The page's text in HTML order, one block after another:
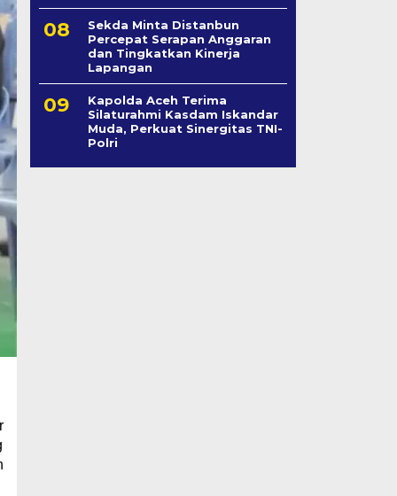
Sekda Minta Distanbun
Percepat Serapan Anggaran
dan Tingkatkan Kinerja
Lapangan
Kapolda Aceh Terima
Silaturahmi Kasdam Iskandar
Muda, Perkuat Sinergitas TNI-
Polri